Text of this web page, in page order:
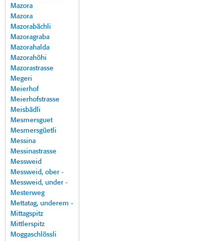
Mazora
Mazora
Mazorabächli
Mazoragraba
Mazorahalda
Mazorahöhi
Mazorastrasse
Megeri
Meierhof
Meierhofstrasse
Meisbädli
Mesmersguet
Mesmersgüetli
Messina
Messinastrasse
Messweid
Messweid, ober -
Messweid, under -
Mesterweg
Mettatag, underem -
Mittagspitz
Mittlerspitz
Moggaschlössli